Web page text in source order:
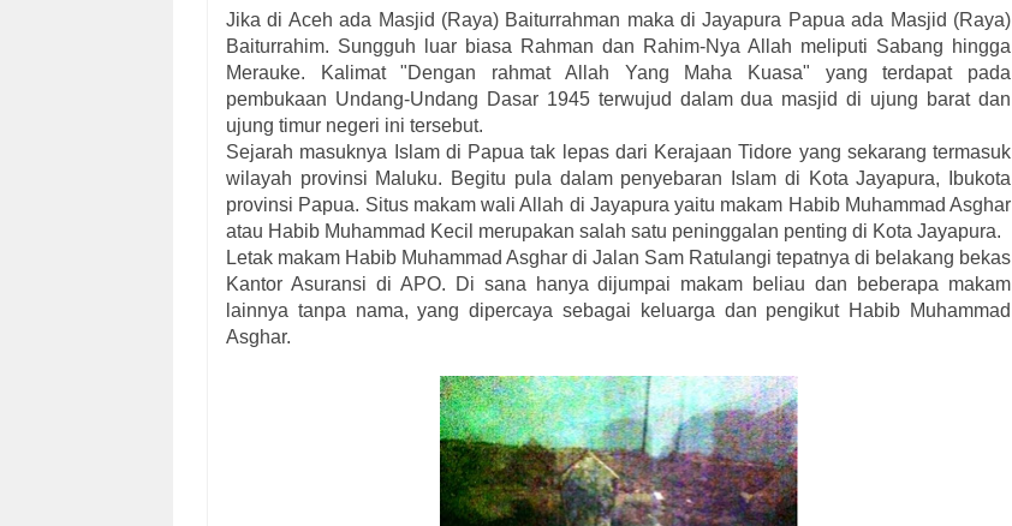
Jika di Aceh ada Masjid (Raya) Baiturrahman maka di Jayapura Papua ada Masjid (Raya)
Baiturrahim. Sungguh luar biasa Rahman dan Rahim-Nya Allah meliputi Sabang hingga
Merauke. Kalimat "Dengan rahmat Allah Yang Maha Kuasa" yang terdapat pada
pembukaan Undang-Undang Dasar 1945 terwujud dalam dua masjid di ujung barat dan
ujung timur negeri ini tersebut.
Sejarah masuknya Islam di Papua tak lepas dari Kerajaan Tidore yang sekarang termasuk
wilayah provinsi Maluku. Begitu pula dalam penyebaran Islam di Kota Jayapura, Ibukota
provinsi Papua. Situs makam wali Allah di Jayapura yaitu makam Habib Muhammad Asghar
atau Habib Muhammad Kecil merupakan salah satu peninggalan penting di Kota Jayapura.
Letak makam Habib Muhammad Asghar di Jalan Sam Ratulangi tepatnya di belakang bekas
Kantor Asuransi di APO. Di sana hanya dijumpai makam beliau dan beberapa makam
lainnya tanpa nama, yang dipercaya sebagai keluarga dan pengikut Habib Muhammad
Asghar.